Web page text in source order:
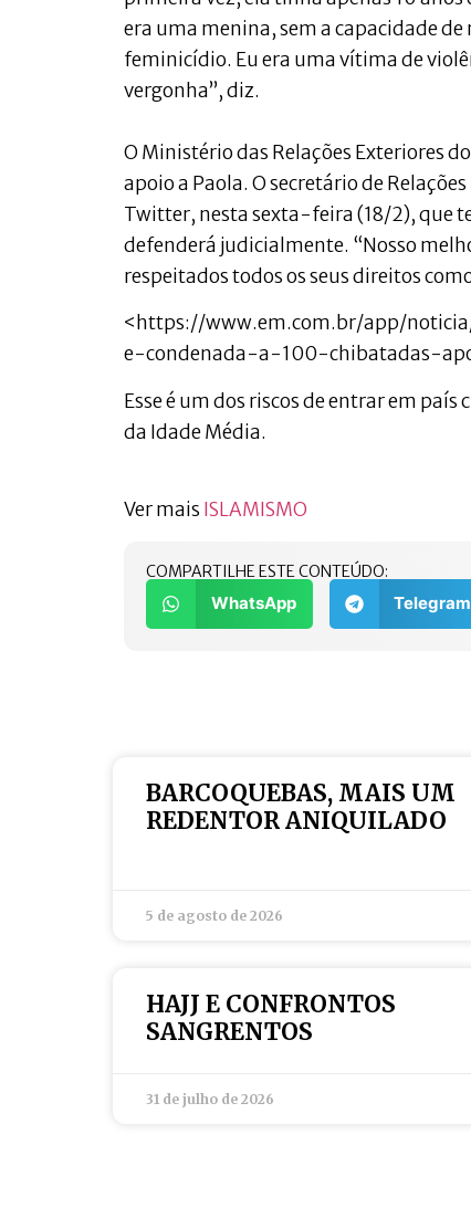
era uma menina, sem a capacidade
feminicídio. Eu era uma vítima de
vergonha”, diz.
O Ministério das Relações Exteriores
apoio a Paola. O secretário de
Twitter, nesta sexta-feira (18/2), que
defenderá judicialmente. “Nosso
respeitados todos os seus direitos
<https://www.em.com.br/app/
e-condenada-a-100-chibatadas-
Esse é um dos riscos de entrar em
da Idade Média.
Ver mais ISLAMISMO
COMPARTILHE ESTE CONTEÚDO:
WhatsApp Telegram
BARCOQUEBAS, MAIS UM
REDENTOR ANIQUILADO
5 de agosto de 2026
HAJJ E CONFRONTOS
SANGRENTOS
31 de julho de 2026